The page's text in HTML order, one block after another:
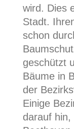
wird. Dies
Stadt.
schon
geschützt
Bäume in
der
Einige
darauf hin,